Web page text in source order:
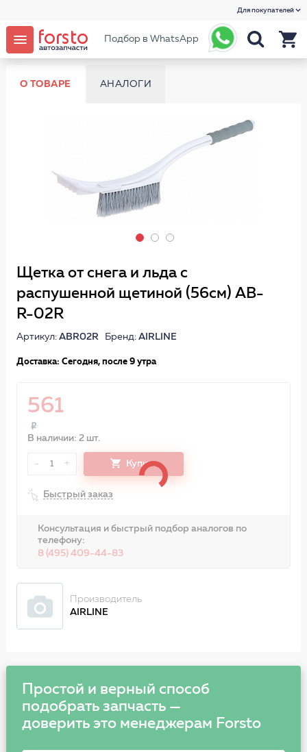
Для покупателей
Подбор в WhatsApp
О ТОВАРЕ АНАЛОГИ
Щетка от снега и льда с
распушенной щетиной (56см) AB-
R-02R
Артикул: ABR02RБренд: AIRLINE
Доставка: Сегодня, после 9 утра
561
В наличии: 2 шт.
- 1 + Купить
Быстрый заказ
Консультация и быстрый подбор аналогов по
телефону:
8 (495) 409-44-83
Производитель
AIRLINE
Простой и верный способ
подобрать запчасть —
доверить это менеджерам Forsto